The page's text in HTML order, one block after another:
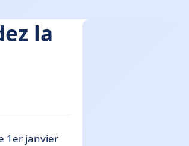
la
1er janvier